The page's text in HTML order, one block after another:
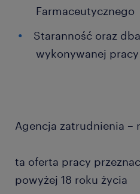
Farmaceutycznego
Staranność oraz
wykonywanej pracy
Agencja zatrudnienia –
ta oferta pracy
powyżej 18 roku życia